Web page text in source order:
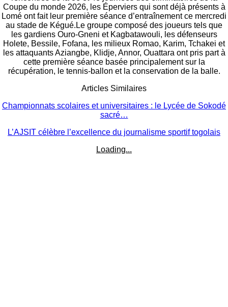
Coupe du monde 2026, les Éperviers qui sont déjà présents à
Lomé ont fait leur première séance d’entraînement ce mercredi
au stade de Kégué.Le groupe composé des joueurs tels que
les gardiens Ouro-Gneni et Kagbatawouli, les défenseurs
Holete, Bessile, Fofana, les milieux Romao, Karim, Tchakei et
les attaquants Aziangbe, Klidje, Annor, Ouattara ont pris part à
cette première séance basée principalement sur la
récupération, le tennis-ballon et la conservation de la balle.
Articles Similaires
Championnats scolaires et universitaires : le Lycée de Sokodé
sacré…
L’AJSIT célèbre l’excellence du journalisme sportif togolais
Loading...